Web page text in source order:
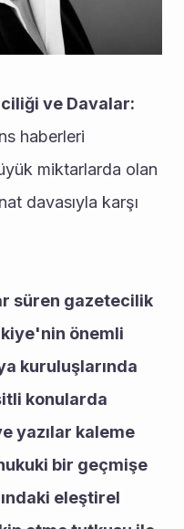
ve Davalar:
haberleri
miktarlarda olan
davasıyla karşı
süren gazetecilik
önemli
kuruluşlarında
konularda
yazılar kaleme
bir geçmişe
eleştirel